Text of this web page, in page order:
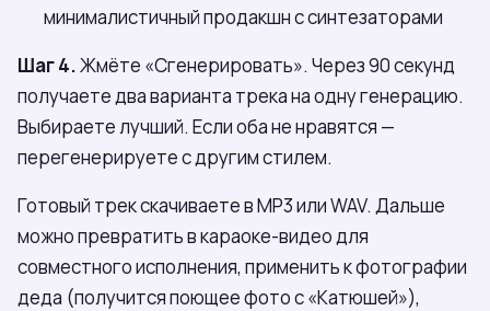
минималистичный продакшн с синтезаторами
Шаг 4.Жмёте «Сгенерировать». Через 90 секунд
получаете два варианта трека на одну генерацию.
Выбираете лучший. Если оба не нравятся —
перегенерируете с другим стилем.
Готовый трек скачиваете в MP3 или WAV. Дальше
можно превратить в караоке-видео для
совместного исполнения, применить к фотографии
деда (получится поющее фото с «Катюшей»),